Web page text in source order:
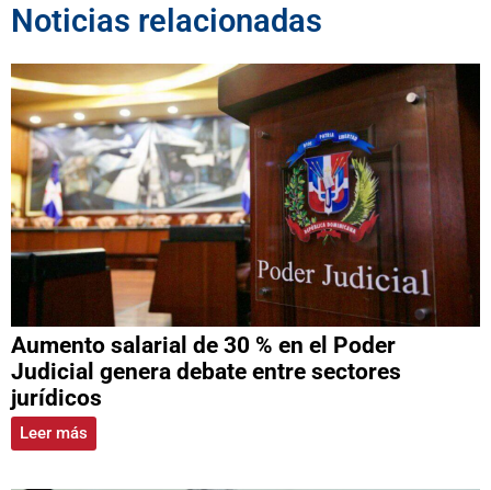
Noticias relacionadas
Aumento salarial de 30 % en el Poder
Judicial genera debate entre sectores
jurídicos
Leer más